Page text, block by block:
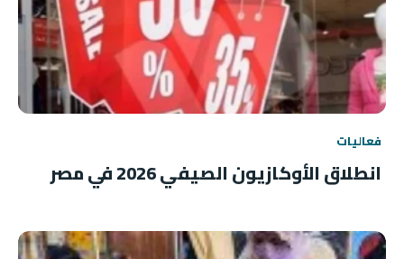
فعاليات
انطلاق الأوكازيون الصيفي 2026 في مصر